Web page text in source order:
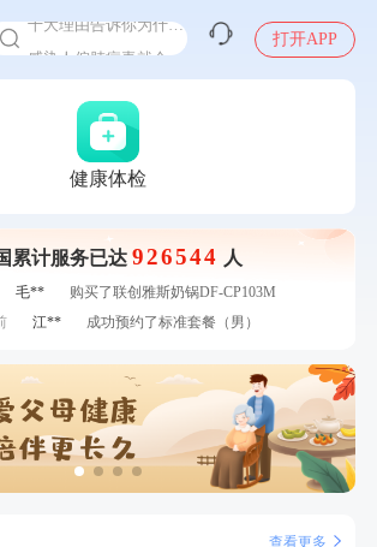
甲状腺癌怎么筛查
打开APP
健康体检
累计服务已达 926544 人
毛**
购买了联创雅斯奶锅DF-CP103M
购买了汤臣倍健水飞蓟葛根丹参片（护肝片）1.02g*120片
成功预约了妇科套餐
成功预约了妇科套餐
陆**
购买了固本堂阿胶糕传统口味400g
毛**
购买了联创雅斯奶锅DF-CP103M
江**
成功预约了标准套餐（男）
购买了汤臣倍健水飞蓟葛根丹参片（护肝片）1.02g*120片
购买了七年五季黑咖啡速溶低脂无添加蔗糖美式咖啡粉
24g*2盒
莫**
成功预约了健康体检一档
成功预约了白领女士体检套餐
购买了汤臣倍健水飞蓟葛根丹参片（护肝片）1.02g*120片
查看更多